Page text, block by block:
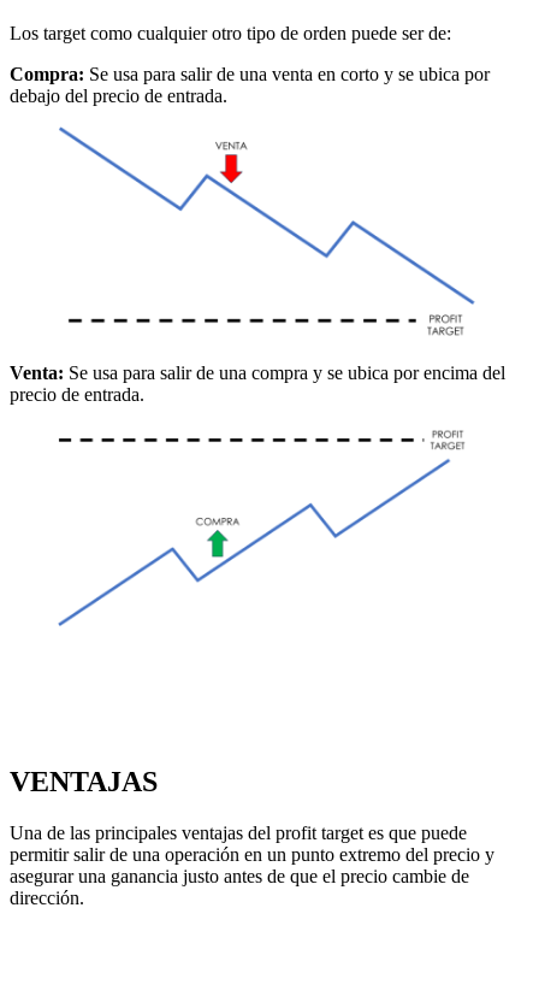
Los target como cualquier otro tipo de orden puede ser de:
Compra: Se usa para salir de una venta en corto y se ubica por
debajo del precio de entrada.
Venta: Se usa para salir de una compra y se ubica por encima del
precio de entrada.
VENTAJAS
Una de las principales ventajas del profit target es que puede
permitir salir de una operación en un punto extremo del precio y
asegurar una ganancia justo antes de que el precio cambie de
dirección.